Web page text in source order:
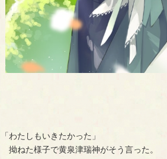
「わたしもいきたかった」
拗ねた様子で黄泉津瑞神がそう言った。